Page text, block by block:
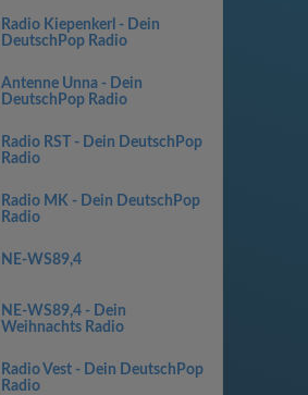
Radio Kiepenkerl - Dein
DeutschPop Radio
Antenne Unna - Dein
DeutschPop Radio
Radio RST - Dein DeutschPop
Radio
Radio MK - Dein DeutschPop
Radio
NE-WS89,4
NE-WS89,4 - Dein
Weihnachts Radio
Radio Vest - Dein DeutschPop
Radio